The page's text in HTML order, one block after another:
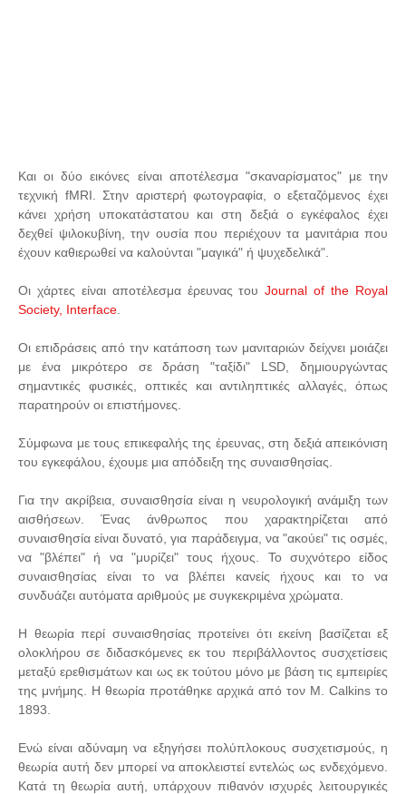
Και οι δύο εικόνες είναι αποτέλεσμα "σκαναρίσματος" με την
τεχνική fMRI. Στην αριστερή φωτογραφία, ο εξεταζόμενος έχει
κάνει χρήση υποκατάστατου και στη δεξιά ο εγκέφαλος έχει
δεχθεί ψιλοκυβίνη, την ουσία που περιέχουν τα μανιτάρια που
έχουν καθιερωθεί να καλούνται "μαγικά" ή ψυχεδελικά".
Οι χάρτες είναι αποτέλεσμα έρευνας τουJournal of the Rοyal
Society, Interface
Οι επιδράσεις από την κατάποση των μανιταριών δείχνει μοιάζει
με ένα μικρότερο σε δράση "ταξίδι" LSD, δημιουργώντας
σημαντικές φυσικές, οπτικές και αντιληπτικές αλλαγές, όπως
παρατηρούν οι επιστήμονες.
Σύμφωνα με τους επικεφαλής της έρευνας, στη δεξιά απεικόνιση
του εγκεφάλου, έχουμε μια απόδειξη της συναισθησίας.
Για την ακρίβεια, συναισθησία είναι η νευρολογική ανάμιξη των
αισθήσεων. Ένας άνθρωπος που χαρακτηρίζεται από
συναισθησία είναι δυνατό, για παράδειγμα, να "ακούει" τις οσμές,
να "βλέπει" ή να "μυρίζει" τους ήχους. Το συχνότερο είδος
συναισθησίας είναι το να βλέπει κανείς ήχους και το να
συνδυάζει αυτόματα αριθμούς με συγκεκριμένα χρώματα.
Η θεωρία περί συναισθησίας προτείνει ότι εκείνη βασίζεται εξ
ολοκλήρου σε διδασκόμενες εκ του περιβάλλοντος συσχετίσεις
μεταξύ ερεθισμάτων και ως εκ τούτου μόνο με βάση τις εμπειρίες
της μνήμης. Η θεωρία προτάθηκε αρχικά από τον Μ. Calkins το
1893.
Ενώ είναι αδύναμη να εξηγήσει πολύπλοκους συσχετισμούς, η
θεωρία αυτή δεν μπορεί να αποκλειστεί εντελώς ως ενδεχόμενο.
Κατά τη θεωρία αυτή, υπάρχουν πιθανόν ισχυρές λειτουργικές